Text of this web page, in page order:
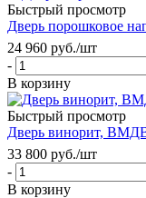
Быстрый просмотр
Дверь порошковое
24 960 руб./шт
-
В корзину
Быстрый просмотр
Дверь винорит,
33 800 руб./шт
-
В корзину